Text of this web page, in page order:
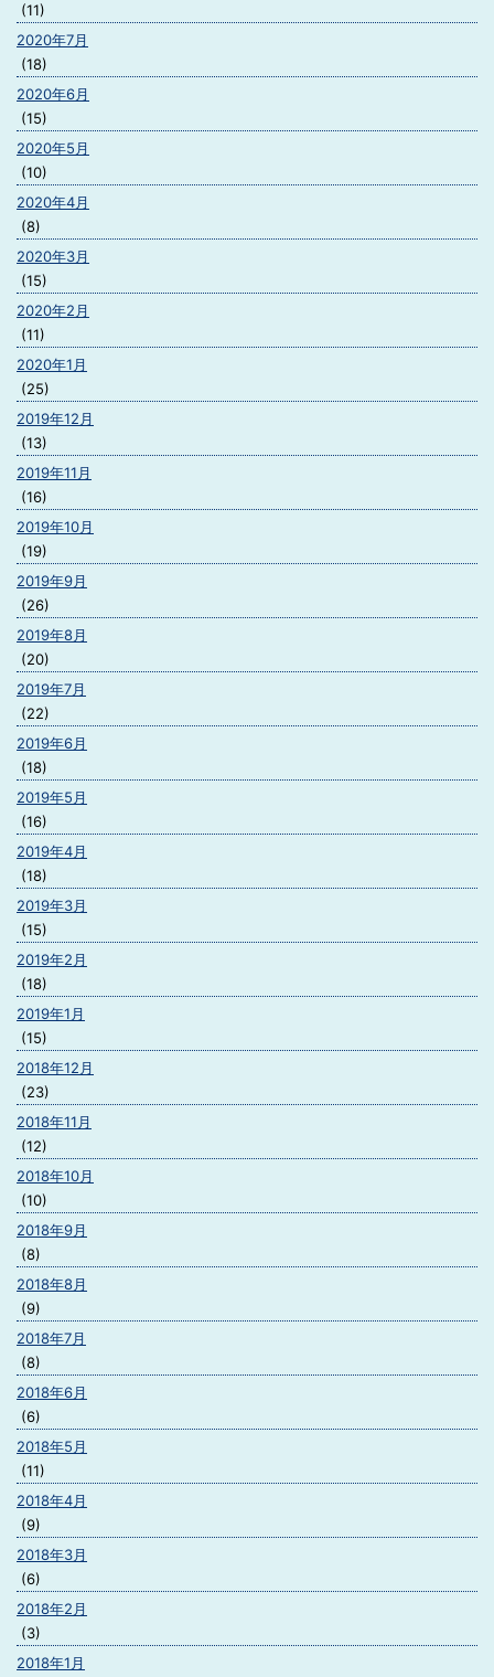
(11)
2020年7月
(18)
2020年6月
(15)
2020年5月
(10)
2020年4月
(8)
2020年3月
(15)
2020年2月
(11)
2020年1月
(25)
2019年12月
(13)
2019年11月
(16)
2019年10月
(19)
2019年9月
(26)
2019年8月
(20)
2019年7月
(22)
2019年6月
(18)
2019年5月
(16)
2019年4月
(18)
2019年3月
(15)
2019年2月
(18)
2019年1月
(15)
2018年12月
(23)
2018年11月
(12)
2018年10月
(10)
2018年9月
(8)
2018年8月
(9)
2018年7月
(8)
2018年6月
(6)
2018年5月
(11)
2018年4月
(9)
2018年3月
(6)
2018年2月
(3)
2018年1月